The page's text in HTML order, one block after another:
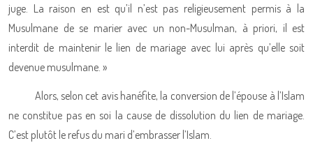
juge. La raison en est qu’il n’est pas religieusement permis à la
Musulmane de se marier avec un non-Musulman, à priori, il est
interdit de maintenir le lien de mariage avec lui après qu’elle soit
devenue musulmane. »
Alors, selon cet avis hanéfite, la conversion de l’épouse à l’Islam
ne constitue pas en soi la cause de dissolution du lien de mariage.
C’est plutôt le refus du mari d’embrasser l’Islam.